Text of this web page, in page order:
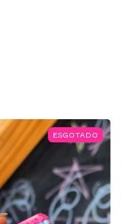
ESGOTADO